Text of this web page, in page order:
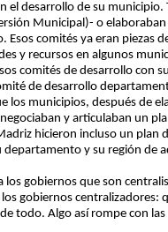
el desarrollo de su
Municipal)- o
Esos comités ya eran piezas
y recursos en algunos
comités de desarrollo con
de desarrollo
los municipios, después de
y articulaban un
hicieron incluso un
departamento y su región de
los gobiernos que son
gobiernos centralizadores:
todo. Algo así rompe con